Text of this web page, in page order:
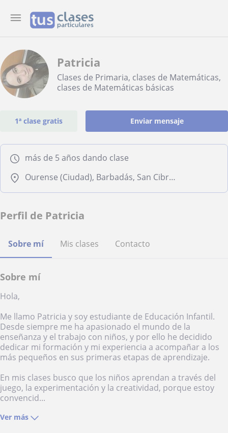
Patricia
Clases de Primaria, clases de Matemáticas,
clases de Matemáticas básicas
1ª clase gratis Enviar mensaje
más de 5 años dando clase
Ourense (Ciudad), Barbadás, San Cibrao Das Viñas
Perfil de Patricia
Sobre mí Mis clases Contacto
Sobre mí
Hola,
Me llamo Patricia y soy estudiante de Educación Infantil.
Desde siempre me ha apasionado el mundo de la
enseñanza y el trabajo con niños, y por ello he decidido
dedicar mi formación y mi experiencia a acompañar a los
más pequeños en sus primeras etapas de aprendizaje.
En mis clases busco que los niños aprendan a través del
juego, la experimentación y la creatividad, porque estoy
convencid...
Ver más